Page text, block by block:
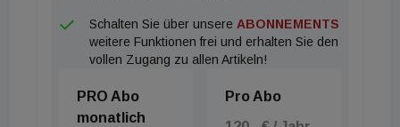
Schalten Sie über unsere ABONNEMENTS
weitere Funktionen frei und erhalten Sie den
vollen Zugang zu allen Artikeln!
PRO Abo
monatlich
Pro Abo